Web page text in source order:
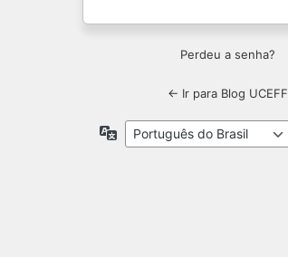
Perdeu a senha?
← Ir para Blog UCEFF
Idioma